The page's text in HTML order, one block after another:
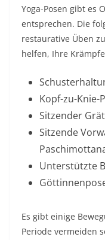
Yoga-Posen gibt es
entsprechen. Die
restaurative Üben
helfen, Ihre
Kopf-zu-Knie-
Sitzender
Sitzende
Unterstützte
Es gibt einige
Periode vermeiden